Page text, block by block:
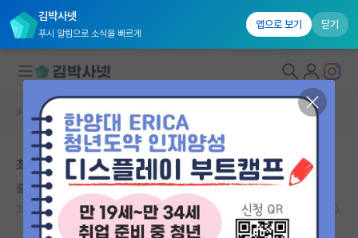
김박사넷
푸시 알림으로 소식을 빠르게
앱으로 보기 닫기
대학원생 모집
국내대학원 정보
연구실&오픈랩
커뮤니티
커뮤니티 홈 자유 게시판(아무개랩)
최종합 후 컨택 면담
즐거운 라이프니츠
2024.12.03 1 776